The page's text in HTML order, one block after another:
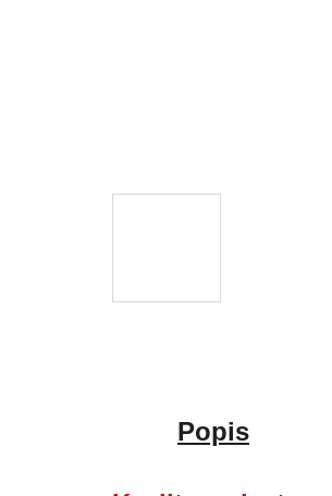
Popis